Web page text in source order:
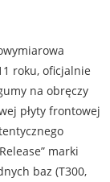
roku, oficjalnie
na obręczy
płyty frontowej
marki
baz (T300,